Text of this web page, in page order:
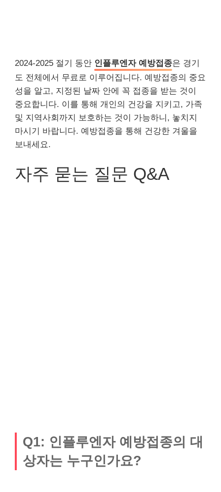
2024-2025 절기 동안 인플루엔자 예방접종은 경기
도 전체에서 무료로 이루어집니다. 예방접종의 중요
성을 알고, 지정된 날짜 안에 꼭 접종을 받는 것이
중요합니다. 이를 통해 개인의 건강을 지키고, 가족
및 지역사회까지 보호하는 것이 가능하니, 놓치지
마시기 바랍니다. 예방접종을 통해 건강한 겨울을
보내세요.
자주 묻는 질문 Q&A
Q1: 인플루엔자 예방접종의 대
상자는 누구인가요?